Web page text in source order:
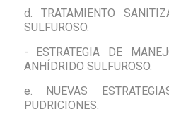
d. TRATAMIENTO
SULFUROSO.
- ESTRATEGIA DE
ANHÍDRIDO SULFUROSO.
e. NUEVAS
PUDRICIONES.